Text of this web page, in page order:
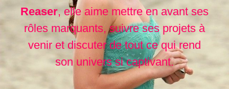
Reaser, elle aime mettre en avant ses
rôles marquants, suivre ses projets à
venir et discuter de tout ce qui rend
son univers si captivant.